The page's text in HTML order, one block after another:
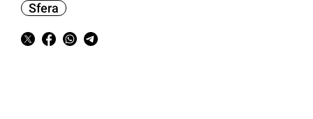
Sfera